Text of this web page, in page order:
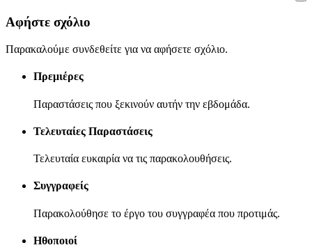
Αφήστε σχόλιο
Παρακαλούμε συνδεθείτε για να αφήσετε σχόλιο.
Πρεμιέρες
Παραστάσεις που ξεκινούν αυτήν την εβδομάδα.
Τελευταίες Παραστάσεις
Τελευταία ευκαιρία να τις παρακολουθήσεις.
Συγγραφείς
Παρακολούθησε το έργο του συγγραφέα που προτιμάς.
Ηθοποιοί